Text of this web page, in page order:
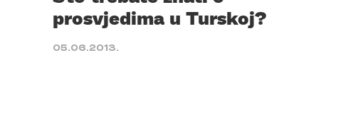
prosvjedima u Turskoj?
05.06.2013.